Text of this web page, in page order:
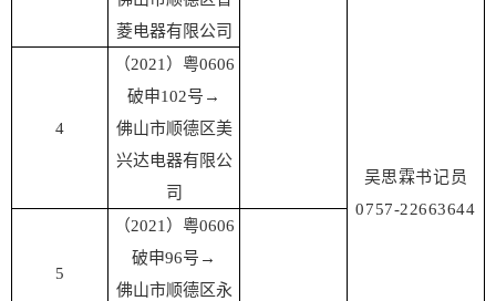
吴思霖书记员
0757-22663644
菱电器有限公司
4
（2021）粤0606
破申102号 →
佛山市顺德区美
兴达电器有限公
司
5
（2021）粤0606
破申96号 →
佛山市顺德区永